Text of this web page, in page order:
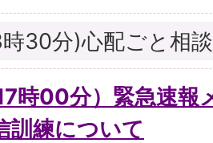
30分)心配ごと相
時00分）緊急速
訓練について